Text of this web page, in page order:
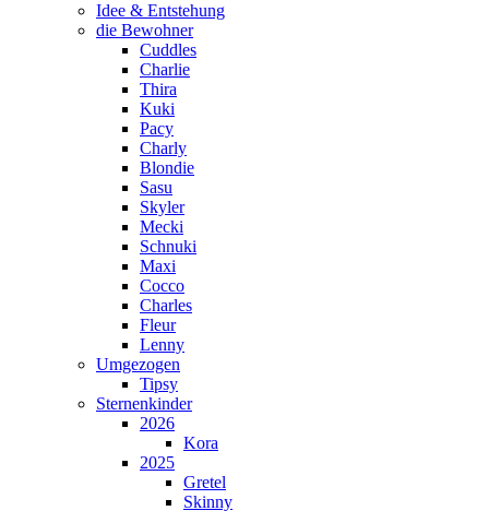
Idee & Entstehung
die Bewohner
Cuddles
Charlie
Thira
Kuki
Pacy
Charly
Blondie
Sasu
Skyler
Mecki
Schnuki
Maxi
Cocco
Charles
Fleur
Lenny
Umgezogen
Tipsy
Sternenkinder
2026
Kora
2025
Gretel
Skinny